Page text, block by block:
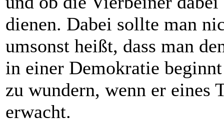
dienen. Dabei sollte man
umsonst heißt, dass man
in einer Demokratie
zu wundern, wenn er eines
erwacht.